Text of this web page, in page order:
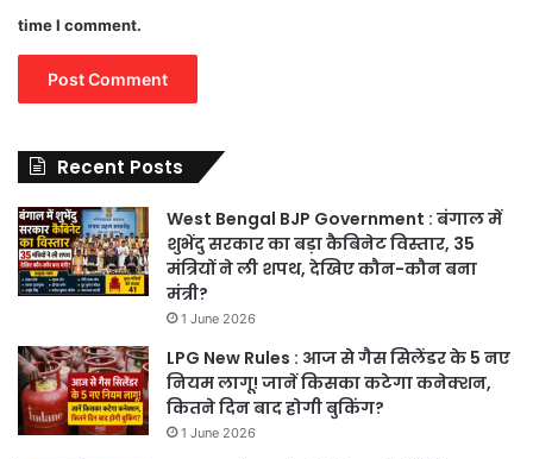
time I comment.
Recent Posts
West Bengal BJP Government : बंगाल में
शुभेंदु सरकार का बड़ा कैबिनेट विस्तार, 35
मंत्रियों ने ली शपथ, देखिए कौन-कौन बना
मंत्री?
1 June 2026
LPG New Rules : आज से गैस सिलेंडर के 5 नए
नियम लागू! जानें किसका कटेगा कनेक्शन,
कितने दिन बाद होगी बुकिंग?
1 June 2026